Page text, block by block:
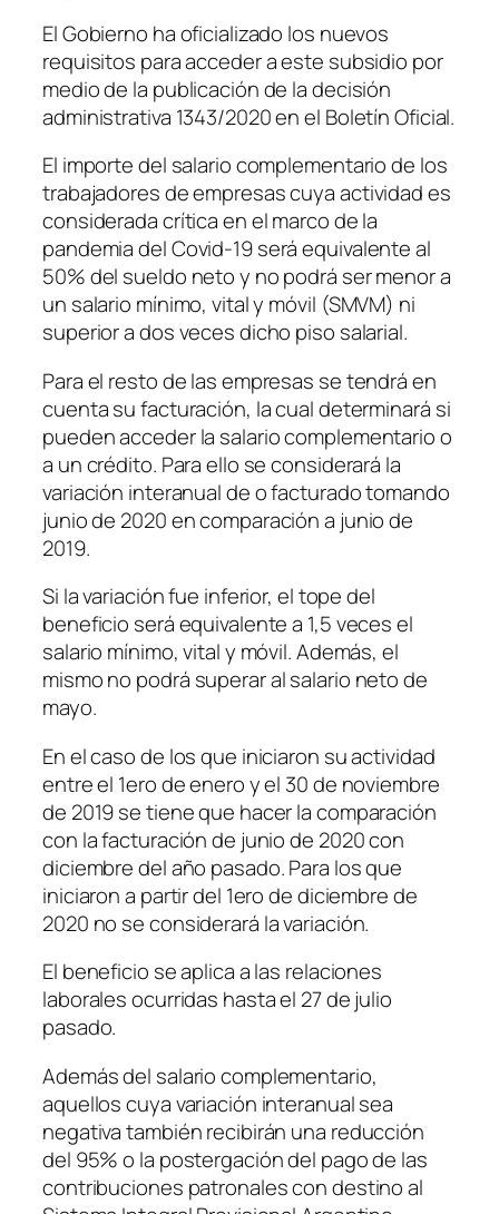
El Gobierno ha oficializado los nuevos
requisitos para acceder a este subsidio por
medio de la publicación de la decisión
administrativa 1343/2020 en el Boletín Oficial.
El importe del salario complementario de los
trabajadores de empresas cuya actividad es
considerada crítica en el marco de la
pandemia del Covid-19 será equivalente al
50% del sueldo neto y no podrá ser menor a
un salario mínimo, vital y móvil (SMVM) ni
superior a dos veces dicho piso salarial.
Para el resto de las empresas se tendrá en
cuenta su facturación, la cual determinará si
pueden acceder la salario complementario o
a un crédito. Para ello se considerará la
variación interanual de o facturado tomando
junio de 2020 en comparación a junio de
2019.
Si la variación fue inferior, el tope del
beneficio será equivalente a 1,5 veces el
salario mínimo, vital y móvil. Además, el
mismo no podrá superar al salario neto de
mayo.
En el caso de los que iniciaron su actividad
entre el 1ero de enero y el 30 de noviembre
de 2019 se tiene que hacer la comparación
con la facturación de junio de 2020 con
diciembre del año pasado. Para los que
iniciaron a partir del 1ero de diciembre de
2020 no se considerará la variación.
El beneficio se aplica a las relaciones
laborales ocurridas hasta el 27 de julio
pasado.
Además del salario complementario,
aquellos cuya variación interanual sea
negativa también recibirán una reducción
del 95% o la postergación del pago de las
contribuciones patronales con destino al